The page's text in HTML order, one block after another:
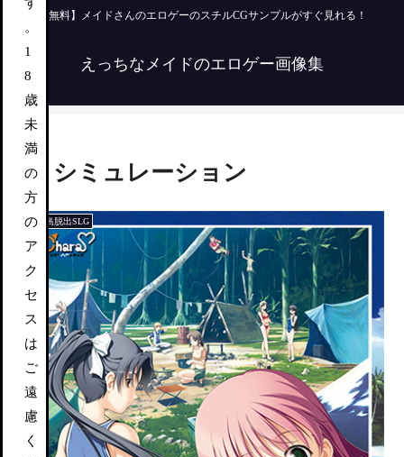
。
1
8
歳
未
満
の
方
の
ア
ク
セ
ス
は
ご
遠
慮
く
【無料】メイドさんのエロゲーのスチルCGサンプルがすぐ見れる！
えっちなメイドのエロゲー画像集
シミュレーション
無人島脱出SLG